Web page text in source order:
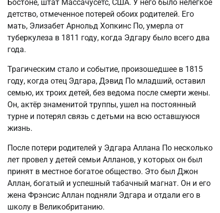
Бостоне, штат Массачусетс, США. У него было нелёгкое
детство, отмеченное потерей обоих родителей. Его
мать, Элизабет Арнольд Хопкинс По, умерла от
туберкулеза в 1811 году, когда Эдгару было всего два
года.
Трагическим стало и событие, произошедшее в 1815
году, когда отец Эдгара, Дэвид По младший, оставил
семью, их троих детей, без ведома после смерти жены.
Он, актёр знаменитой труппы, ушел на постоянный
турне и потерял связь с детьми на всю оставшуюся
жизнь.
После потери родителей у Эдгара Аллана По несколько
лет провел у детей семьи Алланов, у которых он был
принят в местное богатое общество. Это был Джон
Аллан, богатый и успешный табачный магнат. Он и его
жена Фрэнсис Аллан подняли Эдгара и отдали его в
школу в Великобританию.